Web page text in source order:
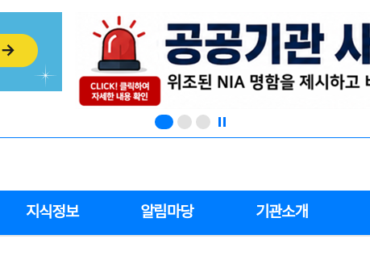
지식정보 알림마당 기관소개